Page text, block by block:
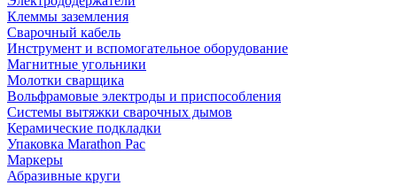
Клеммы заземления
Сварочный кабель
Инструмент и вспомогательное оборудование
Магнитные угольники
Молотки сварщика
Вольфрамовые электроды и приспособления
Системы вытяжки сварочных дымов
Керамические подкладки
Упаковка Marathon Pac
Маркеры
Абразивные круги